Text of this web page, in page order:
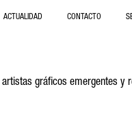
ACTUALIDAD CONTACTO
artistas gráficos